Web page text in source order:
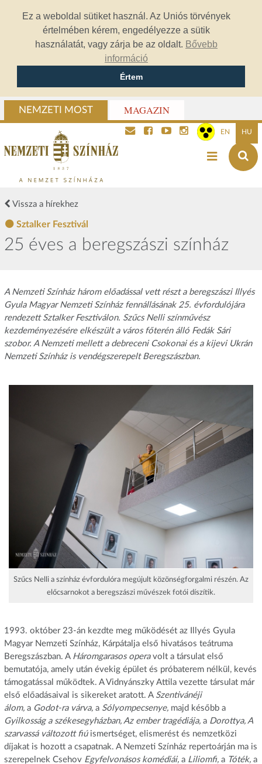
Ez a weboldal sütiket használ. Az Uniós törvények
értelmében kérem, engedélyezze a sütik
használatát, vagy zárja be az oldalt. Bővebb
információ
Értem
NEMZETI MOST MAGAZIN
EN HU
Vissza a hírekhez
Sztalker Fesztivál
25 éves a beregszászi színház
A Nemzeti Színház három előadással vett részt a beregszászi Illyés
Gyula Magyar Nemzeti Színház fennállásának 25. évfordulójára
rendezett Sztalker Fesztiválon. Szűcs Nelli színművész
kezdeményezésére elkészült a város főterén álló Fedák Sári
szobor. A Nemzeti mellett a debreceni Csokonai és a kijevi Ukrán
Nemzeti Színház is vendégszerepelt Beregszászban.
Szűcs Nelli a színház évfordulóra megújult közönségforgalmi részén. Az
előcsarnokot a beregszászi művészek fotói díszítik.
1993. október 23-án kezdte meg működését az Illyés Gyula
Magyar Nemzeti Színház, Kárpátalja első hivatásos teátruma
Beregszászban. A Háromgarasos operavolt a társulat első
bemutatója, amely után évekig épület és próbaterem nélkül, kevés
támogatással működtek. A Vidnyánszky Attila vezette társulat már
első előadásaival is sikereket aratott. A Szentivánéji
álom,a Godot-ra várva, a Sólyompecsenye, majd később a
Gyilkosság a székesegyházban, Az ember tragédiája, a Dorottya, A
szarvassá változott fiúismertséget, elismerést és nemzetközi
díjakat is hozott a csapatnak. A Nemzeti Színház repertoárján ma is
szerepelnek Csehov Egyfelvonásos komédiái,a Liliomfi,a Tóték,a